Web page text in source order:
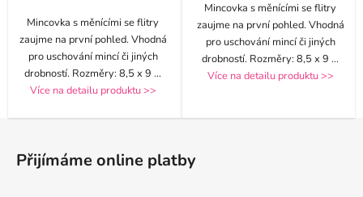
Mincovka s měnícími se flitry
zaujme na první pohled. Vhodná
pro uschování mincí či jiných
drobností. Rozměry: 8,5 x 9 ...
Více na detailu produktu >>
Mincovka s měnícími se flitry
zaujme na první pohled. Vhodná
pro uschování mincí či jiných
drobností. Rozměry: 8,5 x 9 ...
Více na detailu produktu >>
Z
Přijímáme online platby